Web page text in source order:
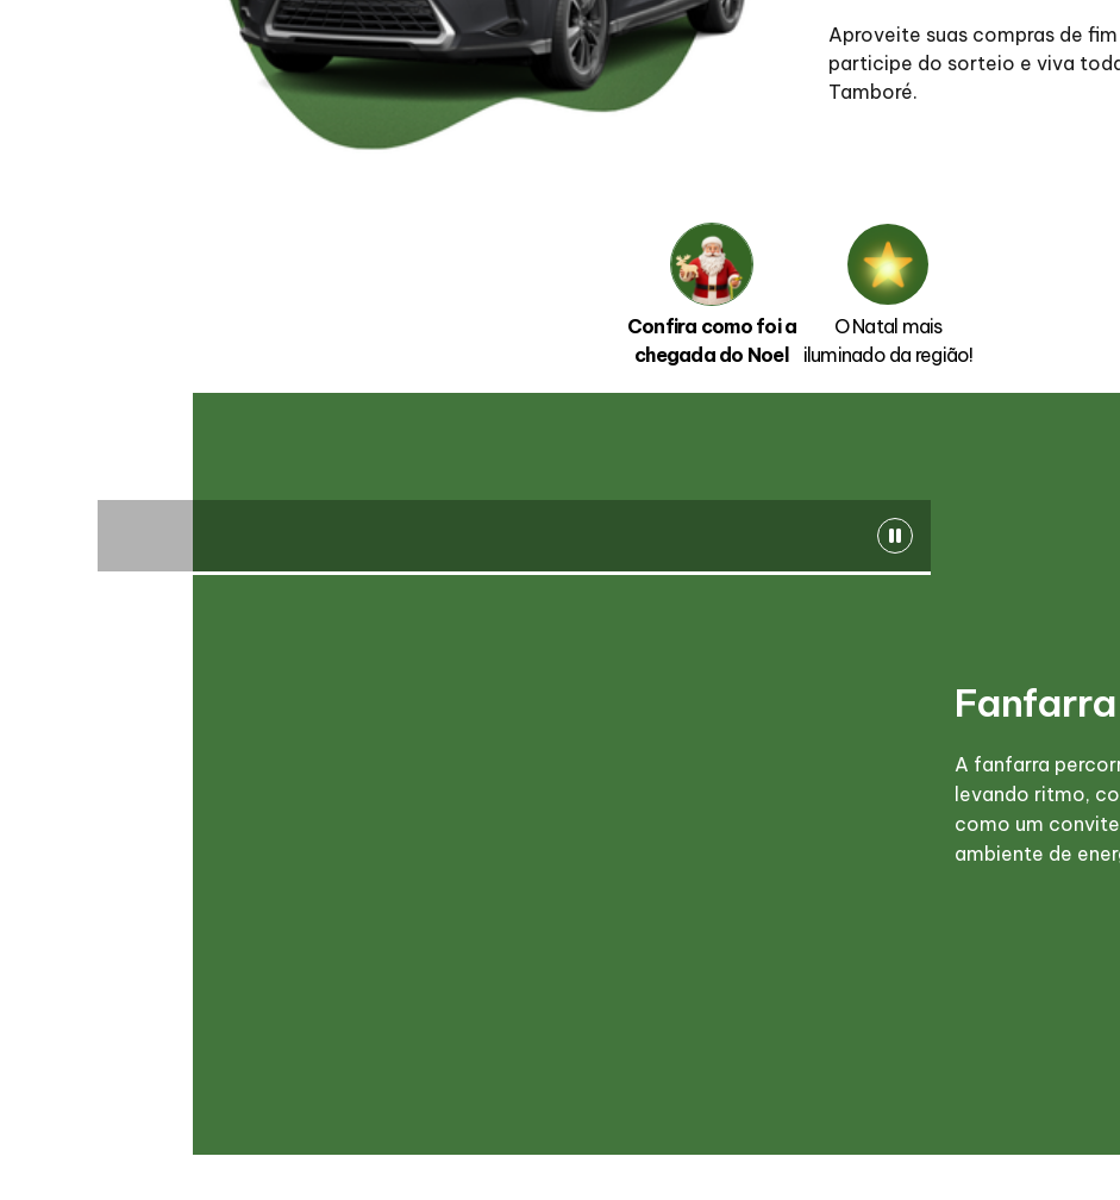
Aproveite suas compras de
participe do sorteio e viva
Tamboré.
Confira como foi a
chegada do Noel
O Natal mais
iluminado da região!
A fanfarra
levando ritmo,
como um
ambiente de